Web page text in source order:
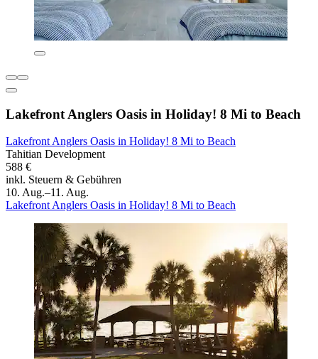
Lakefront Anglers Oasis in Holiday! 8 Mi to Beach
Lakefront Anglers Oasis in Holiday! 8 Mi to Beach
Tahitian Development
588 €
inkl. Steuern & Gebühren
10. Aug.–11. Aug.
Lakefront Anglers Oasis in Holiday! 8 Mi to Beach